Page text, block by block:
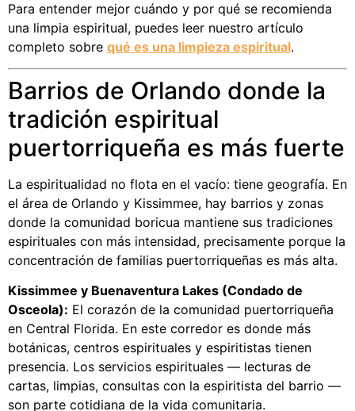
Para entender mejor cuándo y por qué se recomienda
una limpia espiritual, puedes leer nuestro artículo
completo sobre qué es una limpieza espiritual.
Barrios de Orlando donde la
tradición espiritual
puertorriqueña es más fuerte
La espiritualidad no flota en el vacío: tiene geografía. En
el área de Orlando y Kissimmee, hay barrios y zonas
donde la comunidad boricua mantiene sus tradiciones
espirituales con más intensidad, precisamente porque la
concentración de familias puertorriqueñas es más alta.
Kissimmee y Buenaventura Lakes (Condado de
Osceola): El corazón de la comunidad puertorriqueña
en Central Florida. En este corredor es donde más
botánicas, centros espirituales y espiritistas tienen
presencia. Los servicios espirituales — lecturas de
cartas, limpias, consultas con la espiritista del barrio —
son parte cotidiana de la vida comunitaria.